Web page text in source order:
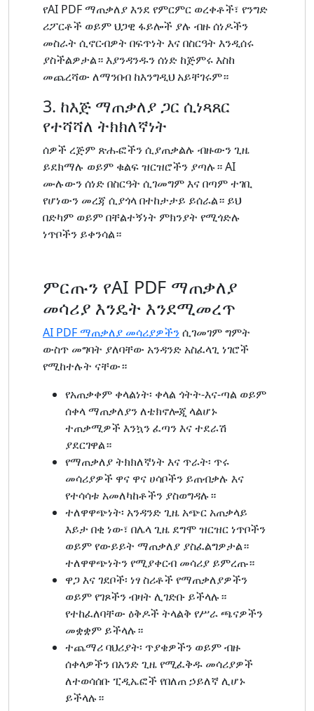
የAI PDF ማጠቃለያ እንደ የምርምር ወረቀቶች፣ የንግድ
ሪፖርቶች ወይም ህጋዊ ፋይሎች ያሉ ብዙ ሰነዶችን
መስራት ሲኖርብዎት በፍጥነት እና በስርዓት እንዲሰሩ
ያስችልዎታል። እያንዳንዱን ሰነድ ከጅምሩ እስከ
መጨረሻው ለማንበብ ከእንግዲህ አይቸገሩም።
3. ከእጅ ማጠቃለያ ጋር ሲነጻጸር
የተሻሻለ ትክክለኛነት
ሰዎች ረጅም ጽሑፎችን ሲያጠቃልሉ ብዙውን ጊዜ
ይደክማሉ ወይም ቁልፍ ዝርዝሮችን ያጣሉ። AI
ሙሉውን ሰነድ በስርዓት ሲገመግም እና በጣም ተገቢ
የሆነውን መረጃ ሲያጎላ በተከታታይ ይሰራል። ይህ
በድካም ወይም በቸልተኝነት ምክንያት የሚጎድሉ
ነጥቦችን ይቀንሳል።
ምርጡን የAI PDF ማጠቃለያ
መሳሪያ እንዴት እንደሚመረጥ
AI PDF ማጠቃለያ መሳሪያዎችንሲገመገም ግምት
ውስጥ መግባት ያለባቸው አንዳንድ አስፈላጊ ነገሮች
የሚከተሉት ናቸው።
የአጠቃቀም ቀላልነት፡ ቀላል ጎትት-እና-ጣል ወይም
ሰቀላ ማጠቃለያን ለቴክኖሎጂ ላልሆኑ
ተጠቃሚዎች እንኳን ፈጣን እና ተደራሽ
ያደርገዋል።
የማጠቃለያ ትክክለኛነት እና ጥራት፡ ጥሩ
መሳሪያዎች ዋና ዋና ሀሳቦችን ይጠብቃሉ እና
የተሳሳቱ አመለካከቶችን ያስወግዳሉ።
ተለዋዋጭነት፡ አንዳንድ ጊዜ አጭር አጠቃላይ
እይታ በቂ ነው፣ በሌላ ጊዜ ደግሞ ዝርዝር ነጥቦችን
ወይም የውይይት ማጠቃለያ ያስፈልግዎታል።
ተለዋዋጭነትን የሚያቀርብ መሳሪያ ይምረጡ።
ዋጋ እና ገደቦች፡ ነፃ ስሪቶች የማጠቃለያዎችን
ወይም የገጾችን ብዛት ሊገድቡ ይችላሉ።
የተከፈለባቸው ዕቅዶች ትላልቅ የሥራ ጫናዎችን
መቋቋም ይችላሉ።
ተጨማሪ ባህሪያት፡ ጥያቄዎችን ወይም ብዙ
ሰቀላዎችን በአንድ ጊዜ የሚፈቅዱ መሳሪያዎች
ለተወሳሰቡ ፒዲኤፎች የበለጠ ኃይለኛ ሊሆኑ
ይችላሉ።